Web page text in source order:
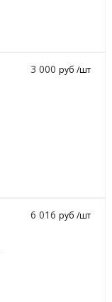
3 000руб /шт
6 016руб /шт